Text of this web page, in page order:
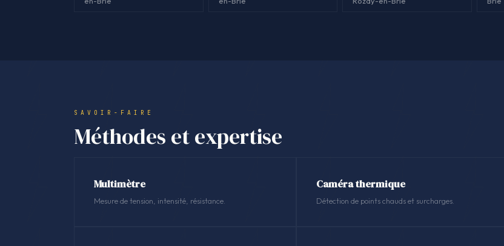
SAVOIR-FAIRE
Méthodes et expertise
Multimètre
Mesure de tension, intensité, résistance.
Caméra thermique
Détection de points chauds et surcharges.